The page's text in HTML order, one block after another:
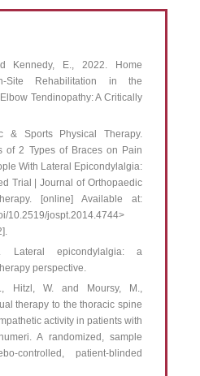
Kennedy, E., 2022. Home
Site Rehabilitation in the
Tendinopathy: A Critically
& Sports Physical Therapy.
of 2 Types of Braces on Pain
With Lateral Epicondylalgia:
Trial | Journal of Orthopaedic
[online] Available at:
10.2519/jospt.2014.4744>
Lateral epicondylalgia: a
perspective.
Hitzl, W. and Moursy, M.,
therapy to the thoracic spine
activity in patients with
A randomized, sample
controlled, patient-blinded